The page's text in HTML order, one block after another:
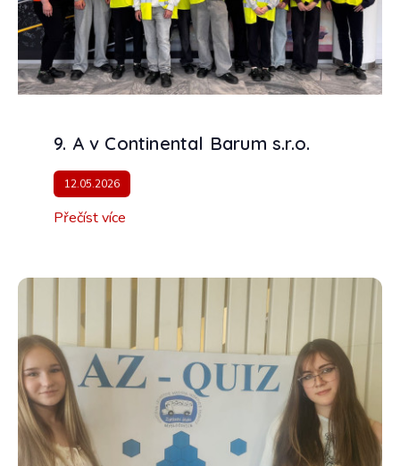
9. A v Continental Barum s.r.o.
12.05.2026
Přečíst více